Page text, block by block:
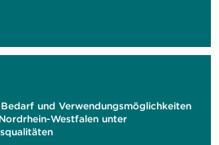
und Verwendungsmöglichkeiten
Westfalen unter